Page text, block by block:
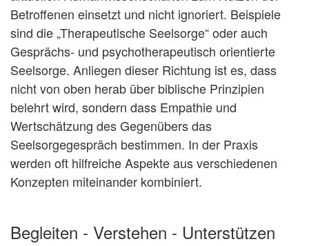
Betroffenen einsetzt und nicht ignoriert. Beispiele
sind die „Therapeutische Seelsorge“ oder auch
Gesprächs- und psychotherapeutisch orientierte
Seelsorge. Anliegen dieser Richtung ist es, dass
nicht von oben herab über biblische Prinzipien
belehrt wird, sondern dass Empathie und
Wertschätzung des Gegenübers das
Seelsorgegespräch bestimmen. In der Praxis
werden oft hilfreiche Aspekte aus verschiedenen
Konzepten miteinander kombiniert.
Begleiten - Verstehen - Unterstützen